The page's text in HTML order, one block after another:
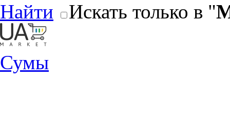
Найти
Искать только в "
Сумы